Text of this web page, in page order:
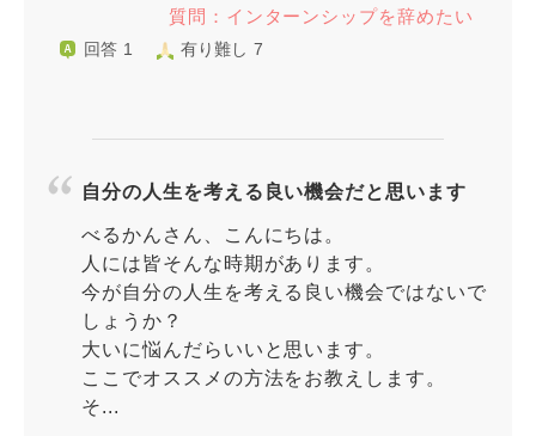
質問：インターンシップを辞めたい
回答 1 有り難し 7
自分の人生を考える良い機会だと思います
べるかんさん、こんにちは。
人には皆そんな時期があります。
今が自分の人生を考える良い機会ではないで
しょうか？
大いに悩んだらいいと思います。
ここでオススメの方法をお教えします。
そ...